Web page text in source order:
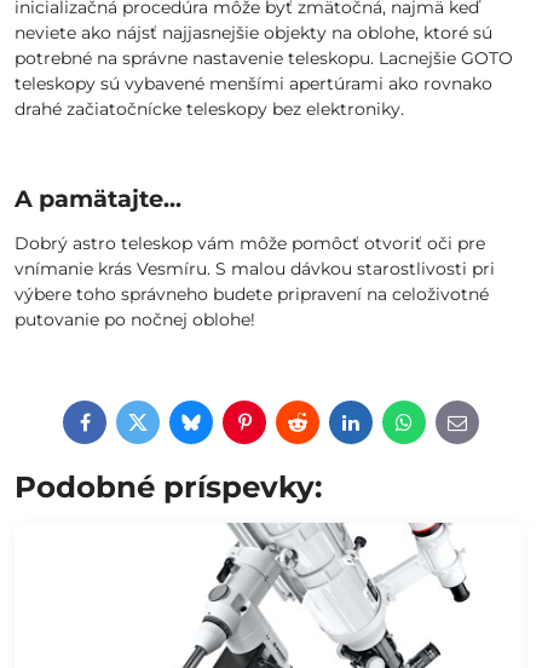
inicializačná procedúra môže byť zmätočná, najmä keď
neviete ako nájsť najjasnejšie objekty na oblohe, ktoré sú
potrebné na správne nastavenie teleskopu. Lacnejšie GOTO
teleskopy sú vybavené menšími apertúrami ako rovnako
drahé začiatočnícke teleskopy bez elektroniky.
A pamätajte...
Dobrý astro teleskop vám môže pomôcť otvoriť oči pre
vnímanie krás Vesmíru. S malou dávkou starostlivosti pri
výbere toho správneho budete pripravení na celoživotné
putovanie po nočnej oblohe!
FacebookTwitterBlueskyPinterestRedditLinkedInWhatsApp
E-
mail
Podobné príspevky: